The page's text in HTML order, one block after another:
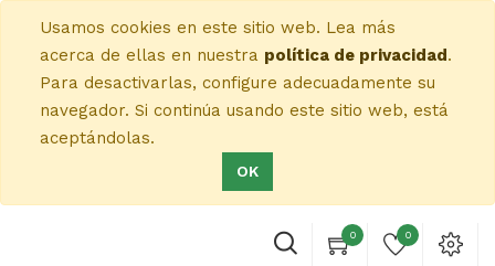
Usamos cookies en este sitio web. Lea más
acerca de ellas en nuestra política de privacidad.
Para desactivarlas, configure adecuadamente su
navegador. Si continúa usando este sitio web, está
aceptándolas.
OK
0 0